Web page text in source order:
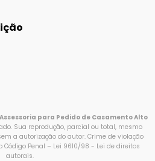
para Pedido de Casamento Alto
Sua reprodução, parcial ou total, mesmo
a autorização do autor. Crime de violação
Código Penal – Lei 9610/98 - Lei de direitos
autorais.